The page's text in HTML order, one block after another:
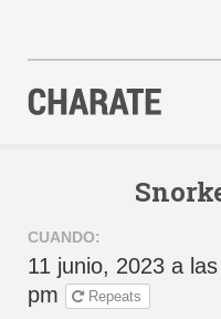
EQUIPO
CUANDO:
11 junio, 2023 a
pm
Repeats